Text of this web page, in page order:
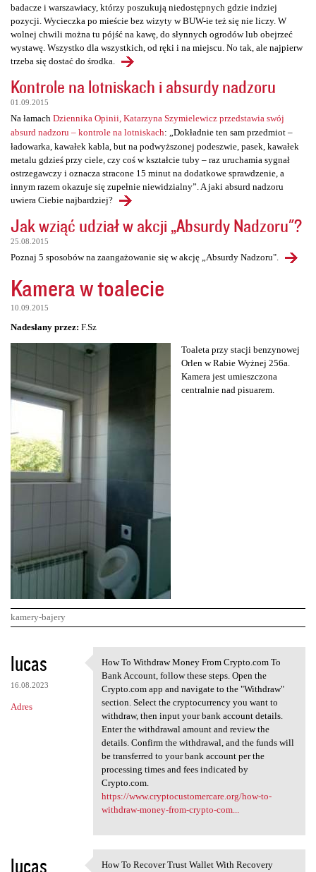
badacze i warszawiacy, którzy poszukują niedostępnych gdzie indziej
pozycji. Wycieczka po mieście bez wizyty w BUW-ie też się nie liczy. W
wolnej chwili można tu pójść na kawę, do słynnych ogrodów lub obejrzeć
wystawę. Wszystko dla wszystkich, od ręki i na miejscu. No tak, ale najpierw
trzeba się dostać do środka.
Kontrole na lotniskach i absurdy nadzoru
01.09.2015
Na łamach Dziennika Opinii, Katarzyna Szymielewicz przedstawia swój
absurd nadzoru – kontrole na lotniskach: „Dokładnie ten sam przedmiot –
ładowarka, kawałek kabla, but na podwyższonej podeszwie, pasek, kawałek
metalu gdzieś przy ciele, czy coś w kształcie tuby – raz uruchamia sygnał
ostrzegawczy i oznacza stracone 15 minut na dodatkowe sprawdzenie, a
innym razem okazuje się zupełnie niewidzialny”. A jaki absurd nadzoru
uwiera Ciebie najbardziej?
Jak wziąć udział w akcji „Absurdy Nadzoru"?
25.08.2015
Poznaj 5 sposobów na zaangażowanie się w akcję „Absurdy Nadzoru".
Kamera w toalecie
10.09.2015
Nadesłany przez: F.Sz
Toaleta przy stacji benzynowej
Orlen w Rabie Wyżnej 256a.
Kamera jest umieszczona
centralnie nad pisuarem.
kamery-bajery
K
o
m
e
lucas
16.08.2023
Adres
How To Withdraw Money From
How To Withdraw Money From Crypto.com To
Bank Account, follow these steps. Open the
Crypto.com app and navigate to the "Withdraw"
section. Select the cryptocurrency you want to
withdraw, then input your bank account details.
Enter the withdrawal amount and review the
details. Confirm the withdrawal, and the funds will
be transferred to your bank account per the
processing times and fees indicated by
Crypto.com.
https://www.cryptocustomercare.org/how-to-
withdraw-money-from-crypto-com...
lucas
How To Recover Trust Wallet With Recovery